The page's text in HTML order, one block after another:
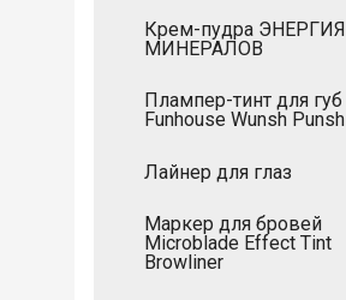
Крем-пудра ЭНЕРГИЯ
МИНЕРАЛОВ
Плампер-тинт для губ
Funhouse Wunsh Punsh
Лайнер для глаз
Маркер для бровей
Microblade Effect Tint
Browliner